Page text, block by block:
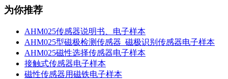
为你推荐
AHM025传感器说明书、电子样本
AHM025型磁极检测传感器_磁极识别传感器电子样本
AHM025磁性选择传感器电子样本
接触式传感器电子样本
磁性传感器用磁铁电子样本